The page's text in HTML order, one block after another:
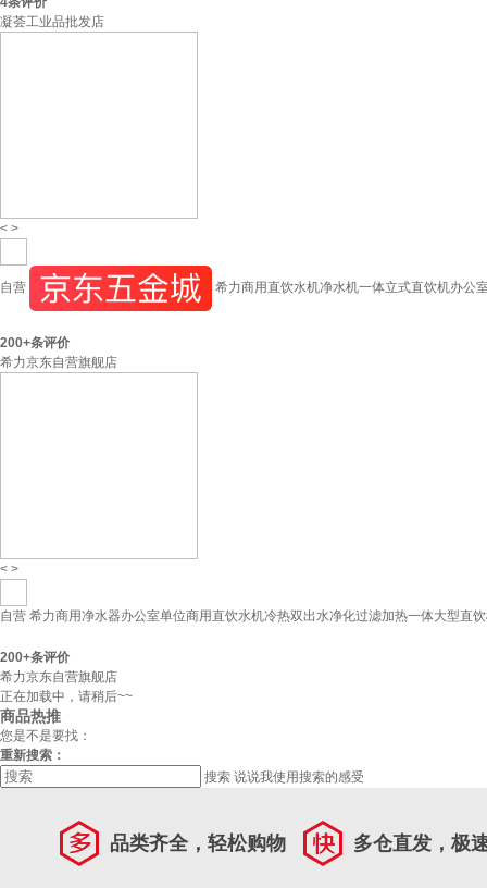
凝荟工业品批发店
< >
自营 希力商用直饮水机净水机一体立式直饮机办公
200+条评价
希力京东自营旗舰店
< >
自营 希力商用净水器办公室单位商用直饮水机冷热双出水净化过滤加热一体大型直
200+条评价
希力京东自营旗舰店
正在加载中，请稍后~~
商品热推
您是不是要找：
重新搜索：
搜索 说说我使用搜索的感受
品类齐全，轻松购物 多仓直发，极